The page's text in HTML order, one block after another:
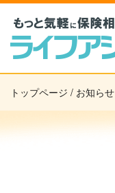
トップページ / お知らせ